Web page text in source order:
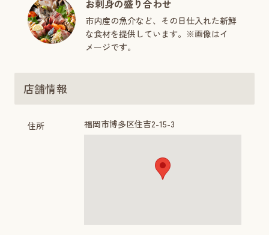
お刺身の盛り合わせ
市内産の魚介など、その日仕入れた新鮮
な食材を提供しています。※画像はイ
メージです。
店舗情報
住所 福岡市博多区住吉2-15-3